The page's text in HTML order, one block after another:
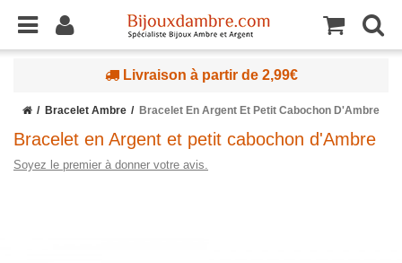
Livraison à partir de 2,99€
Bracelet Ambre Bracelet En Argent Et Petit Cabochon D'Ambre
Bracelet en Argent et petit cabochon d'Ambre
Soyez le premier à donner votre avis.